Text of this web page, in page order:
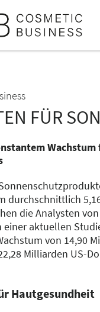
FÜR
Wachstum
durchschnittlich
die Analysten
einer aktuellen
von 14,90
Milliarden US-
Hautgesundheit